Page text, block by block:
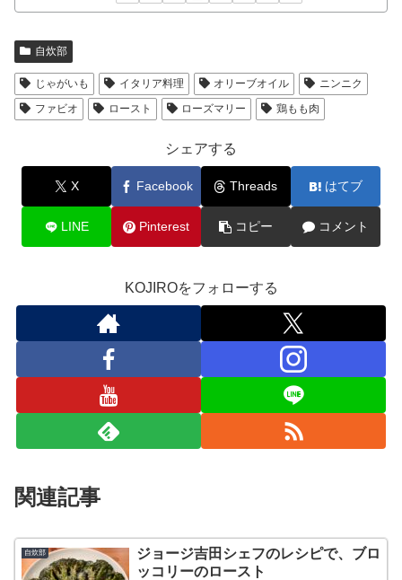
自炊部
じゃがいも イタリア料理 オリーブオイル
ニンニク
ファビオ
ロースト ローズマリー 鶏もも肉
シェアする
X Facebook Threads はてブ
LINE Pinterest コピー コメント
KOJIROをフォローする
関連記事
自炊部
ジョージ吉田シェフのレシピで、ブロ
ッコリーのロースト